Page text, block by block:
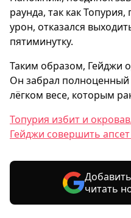
раунда, так как
урон, отказался
пятиминутку.
Таким образом, Гейджи
Он забрал
лёгком весе, которым
Топурия избит и
Гейджи совершить
читать